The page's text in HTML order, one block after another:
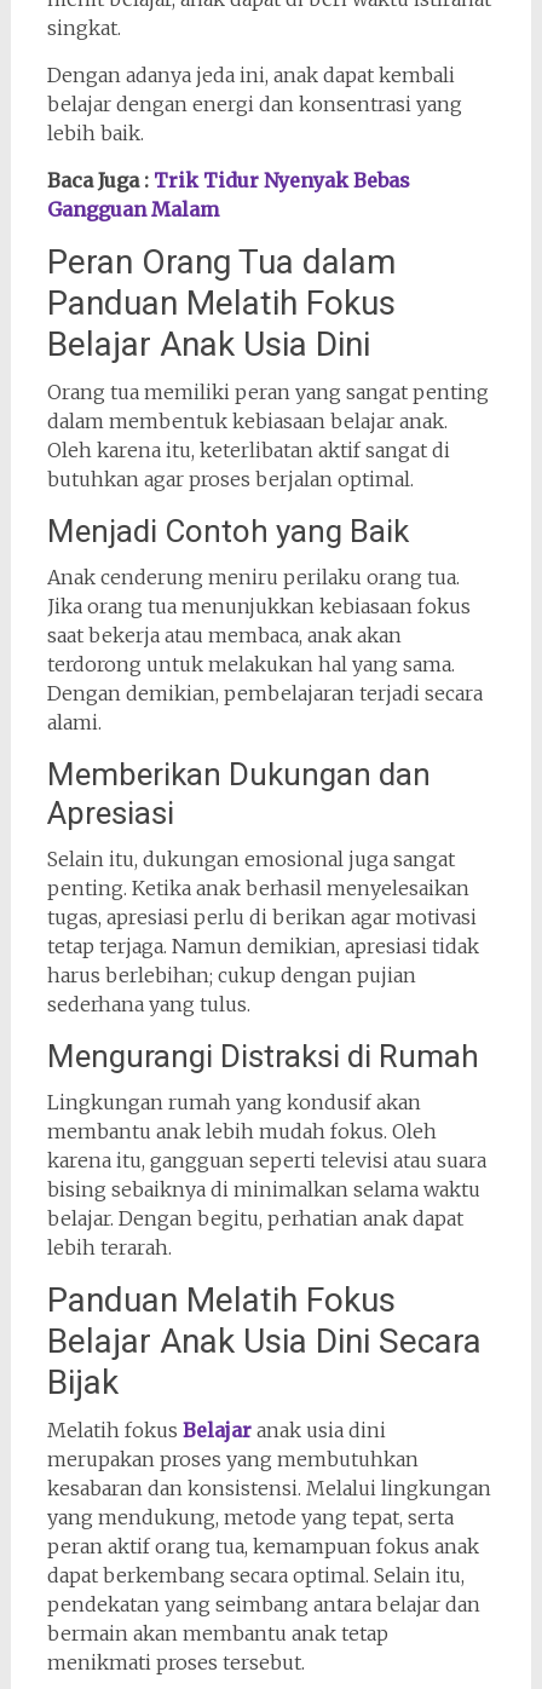
singkat.
Dengan adanya jeda ini, anak dapat kembali
belajar dengan energi dan konsentrasi yang
lebih baik.
Baca Juga : Trik Tidur Nyenyak Bebas
Gangguan Malam
Peran Orang Tua dalam
Panduan Melatih Fokus
Belajar Anak Usia Dini
Orang tua memiliki peran yang sangat penting
dalam membentuk kebiasaan belajar anak.
Oleh karena itu, keterlibatan aktif sangat di
butuhkan agar proses berjalan optimal.
Menjadi Contoh yang Baik
Anak cenderung meniru perilaku orang tua.
Jika orang tua menunjukkan kebiasaan fokus
saat bekerja atau membaca, anak akan
terdorong untuk melakukan hal yang sama.
Dengan demikian, pembelajaran terjadi secara
alami.
Memberikan Dukungan dan
Apresiasi
Selain itu, dukungan emosional juga sangat
penting. Ketika anak berhasil menyelesaikan
tugas, apresiasi perlu di berikan agar motivasi
tetap terjaga. Namun demikian, apresiasi tidak
harus berlebihan; cukup dengan pujian
sederhana yang tulus.
Mengurangi Distraksi di Rumah
Lingkungan rumah yang kondusif akan
membantu anak lebih mudah fokus. Oleh
karena itu, gangguan seperti televisi atau suara
bising sebaiknya di minimalkan selama waktu
belajar. Dengan begitu, perhatian anak dapat
lebih terarah.
Panduan Melatih Fokus
Belajar Anak Usia Dini Secara
Bijak
Melatih fokus Belajaranak usia dini
merupakan proses yang membutuhkan
kesabaran dan konsistensi. Melalui lingkungan
yang mendukung, metode yang tepat, serta
peran aktif orang tua, kemampuan fokus anak
dapat berkembang secara optimal. Selain itu,
pendekatan yang seimbang antara belajar dan
bermain akan membantu anak tetap
menikmati proses tersebut.